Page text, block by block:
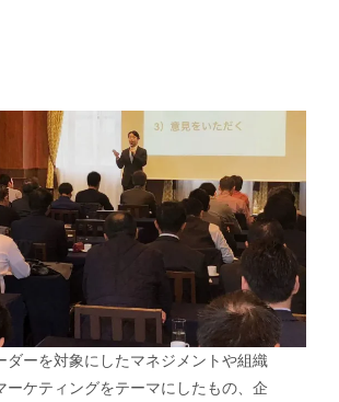
ダーを対象にしたマネジメントや組織
ーケティングをテーマにしたもの、企